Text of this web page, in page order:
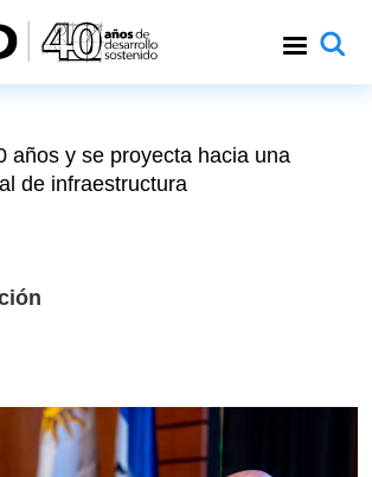
años y se proyecta hacia una
de infraestructura